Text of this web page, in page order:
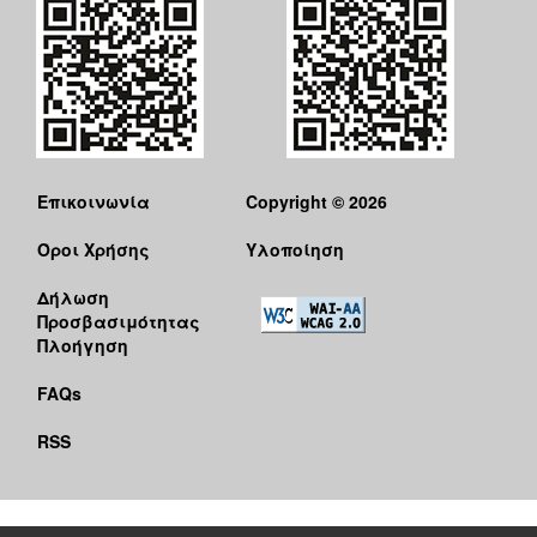
Ξενώνας
Φιλοξενίας
Γυναικών
Κέντρο
Κοινότητας
Φαρμακείο
Παντοπωλείο
Ισότητα
των
Φύλων
Επικοινωνία
Όροι Χρήσης
Δήλωση
Προσβασιμότητας
Πλοήγηση
FAQs
RSS
Copyright © 2026
Υλοποίηση